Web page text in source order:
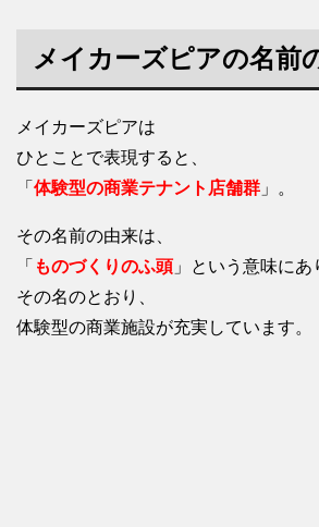
メイカーズピアの名前
メイカーズピアは
ひとことで表現すると、
「 体験型の商業テナント店舗群 」。
その名前の由来は、
「 ものづくりのふ頭 」という意味にあ
その名のとおり、
体験型の商業施設が充実しています。